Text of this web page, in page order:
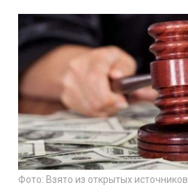
Фото: Взято из открытых источников